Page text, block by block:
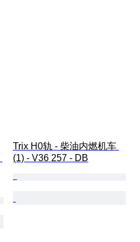
Trix H0轨 - 柴油内燃机车
(1) - V36 257 - DB